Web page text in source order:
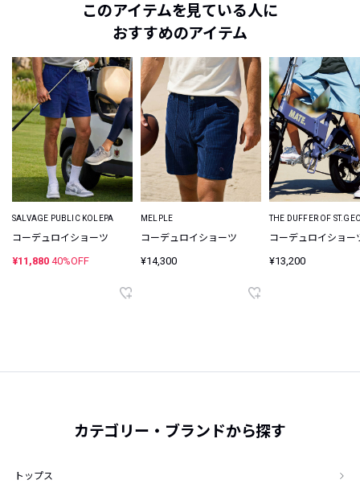
このアイテムを見ている人に
おすすめのアイテム
SALVAGE PUBLIC KOLEPA
コーデュロイショーツ
¥11,880 40%OFF
MELPLE
コーデュロイショーツ
¥14,300
THE DUFFER OF
コーデュロイショー
¥13,200
カテゴリー・ブランドから探す
トップス